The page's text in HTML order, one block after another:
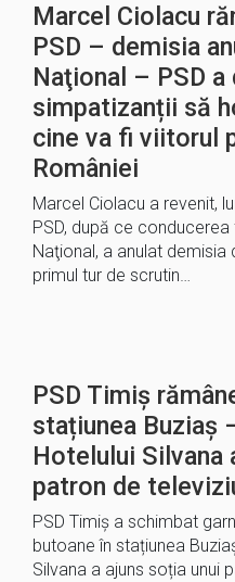
Marcel Ciolacu
PSD – demisia
Naţional – PSD
simpatizanții să
cine va fi viitorul
României
Marcel Ciolacu a revenit,
PSD, după ce conducerea
Naţional, a anulat
primul tur de scrutin…
PSD Timiș
stațiunea Buziaș
Hotelului Silvana
patron de
PSD Timiș a schimbat
butoane în stațiunea
Silvana a ajuns soția unui